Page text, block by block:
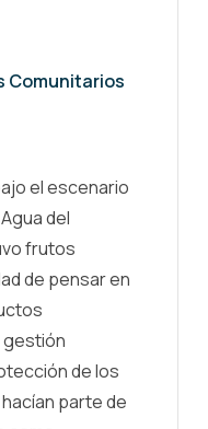
Comunitarios
el escenario
del
frutos
de pensar en
gestión
de los
parte de